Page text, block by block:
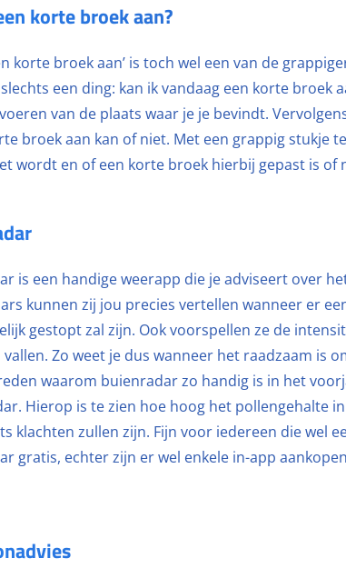
korte broek aan?
korte broek aan’ is toch wel een van de
een ding: kan ik vandaag een korte broek
van de plaats waar je je bevindt.
broek aan kan of niet. Met een grappig stukje
wordt en of een korte broek hierbij gepast is of
is een handige weerapp die je adviseert over
kunnen zij jou precies vertellen wanneer er
gestopt zal zijn. Ook voorspellen ze de
vallen. Zo weet je dus wanneer het raadzaam is
waarom buienradar zo handig is in het
Hierop is te zien hoe hoog het pollengehalte
klachten zullen zijn. Fijn voor iedereen die wel
gratis, echter zijn er wel enkele in-app